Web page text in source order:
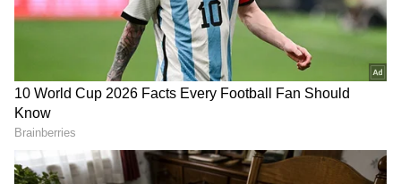
ಭಯವಿಲ್ಲದೆ ತನ್ನನ್ನು ತಾನು ವ್ಯಕ್ತಪಡಿಸುವಂತಾಗಬೇಕು ಎಂದು
ಹಂಚಿಕೊಂಡಿದ್ದಾರೆ.